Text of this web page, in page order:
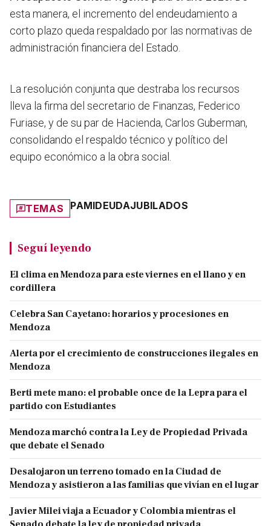
esta manera, el incremento del endeudamiento a
corto plazo queda respaldado por las normativas de
administración financiera del Estado.
La resolución conjunta que destraba los recursos
lleva la firma del secretario de Finanzas, Federico
Furiase, y de su par de Hacienda, Carlos Guberman,
consolidando el respaldo técnico y político del
equipo económico a la obra social.
TEMAS PAMIDEUDAJUBILADOS
Seguí leyendo
El clima en Mendoza para este viernes en el llano y en
cordillera
Celebra San Cayetano: horarios y procesiones en
Mendoza
Alerta por el crecimiento de construcciones ilegales en
Mendoza
Berti mete mano: el probable once de la Lepra para el
partido con Estudiantes
Mendoza marchó contra la Ley de Propiedad Privada
que debate el Senado
Desalojaron un terreno tomado en la Ciudad de
Mendoza y asistieron a las familias que vivían en el lugar
Javier Milei viaja a Ecuador y Colombia mientras el